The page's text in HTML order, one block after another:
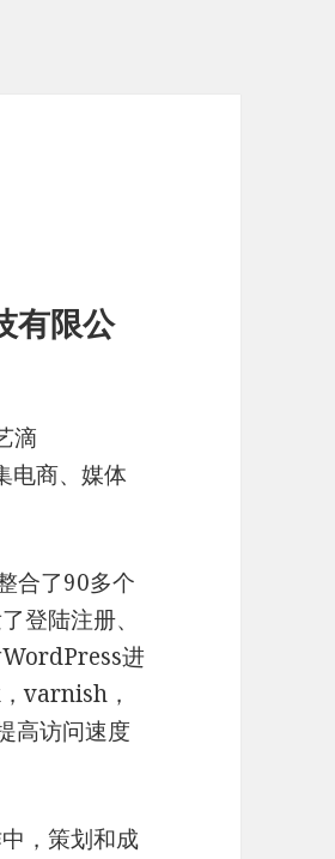
有限公
滴
电商、媒体
合了90多个
登陆注册、
进
varnish，
高访问速度
，策划和成